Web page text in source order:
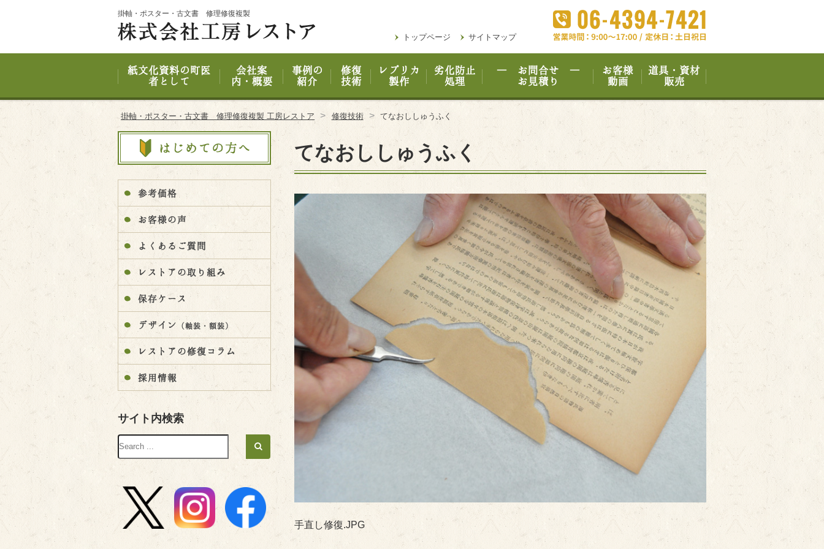
掛軸・ポスター・古文書 修理修復複製
トップページ サイトマップ
紙文化資料の町医
者として
会社案
内・概要
事例の
紹介
修復
技術
レプリカ
製作
劣化防止
処理
― お問合せ ―
お見積り
お客様
動画
道具・資材
販売
掛軸・ポスター・古文書 修理修復複製 工房レストア > 修復技術 > てなおししゅうふく
てなおししゅうふく
手直し修復.JPG
参考価格
お客様の声
よくあるご質問
レストアの取り組み
保存ケース
デザイン （軸装・額装）
レストアの修復コラム
採用情報
サイト内検索